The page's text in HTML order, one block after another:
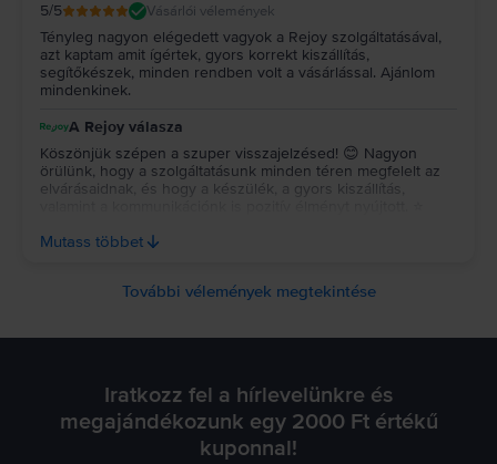
5/5 Vásárlói vélemények
Tényleg nagyon elégedett vagyok a Rejoy szolgáltatásával,
azt kaptam amit ígértek, gyors korrekt kiszállítás,
segítőkészek, minden rendben volt a vásárlással. Ajánlom
mindenkinek.
A Rejoy válasza
Köszönjük szépen a szuper visszajelzésed! 😊 Nagyon
örülünk, hogy a szolgáltatásunk minden téren megfelelt az
elvárásaidnak, és hogy a készülék, a gyors kiszállítás,
jövőben is minket választasz! 💚
Mutass többet
További vélemények megtekintése
Iratkozz fel a hírlevelünkre és
megajándékozunk egy 2000 Ft értékű
kuponnal!